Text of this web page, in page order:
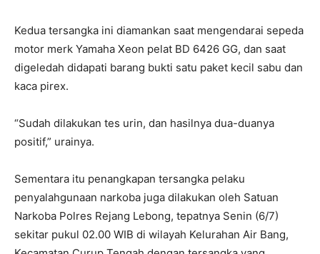
Kedua tersangka ini diamankan saat mengendarai sepeda
motor merk Yamaha Xeon pelat BD 6426 GG, dan saat
digeledah didapati barang bukti satu paket kecil sabu dan
kaca pirex.
“Sudah dilakukan tes urin, dan hasilnya dua-duanya
positif,” urainya.
Sementara itu penangkapan tersangka pelaku
penyalahgunaan narkoba juga dilakukan oleh Satuan
Narkoba Polres Rejang Lebong, tepatnya Senin (6/7)
sekitar pukul 02.00 WIB di wilayah Kelurahan Air Bang,